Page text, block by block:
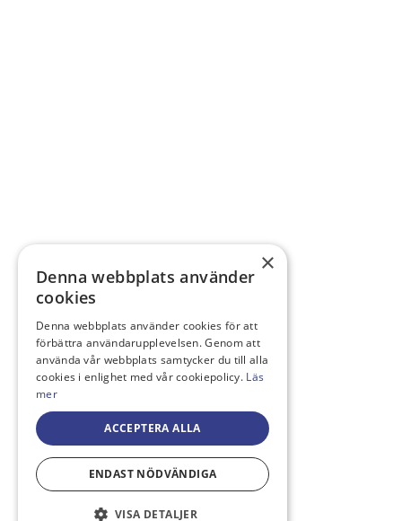
×
Denna webbplats använder
cookies
Denna webbplats använder cookies för att
förbättra användarupplevelsen. Genom att
använda vår webbplats samtycker du till alla
cookies i enlighet med vår cookiepolicy. Läs
mer
ACCEPTERA ALLA
ENDAST NÖDVÄNDIGA
VISA DETALJER